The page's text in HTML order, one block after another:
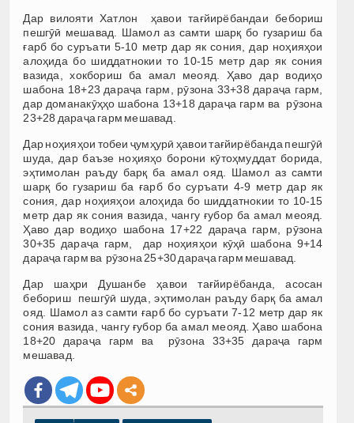
Дар вилояти Хатлон ҳавои тағйирёбандаи бебориш
пешгӯӣ мешавад. Шамол аз самти шарқ бо гузариш ба
ғарб бо суръати 5-10 метр дар як сония, дар ноҳияҳои
алоҳида бо шиддатнокии то 10-15 метр дар як сония
вазида, хокбориш ба амал меояд. Ҳаво дар водиҳо
шабона 18+23 дараҷа гарм, рӯзона 33+38 дараҷа гарм,
дар доманакӯҳҳо шабона 13+18 дараҷа гарм ва рӯзона
23+28 дараҷа гарм мешавад.
Дар ноҳияҳои тобеи ҷумҳурӣ ҳавои тағйирёбанда пешгӯӣ
шуда, дар баъзе ноҳияҳо борони кӯтоҳмуддат борида,
эҳтимолан раъду барқ ба амал ояд. Шамол аз самти
шарқ бо гузариш ба ғарб бо суръати 4-9 метр дар як
сония, дар ноҳияҳои алоҳида бо шиддатнокии то 10-15
метр дар як сония вазида, чангу ғубор ба амал меояд.
Ҳаво дар водиҳо шабона 17+22 дараҷа гарм, рӯзона
30+35 дараҷа гарм, дар ноҳияҳои кӯҳӣ шабона 9+14
дараҷа гарм ва рӯзона 25+30 дараҷа гарм мешавад.
Дар шаҳри Душанбе ҳавои тағйирёбанда, асосан
бебориш пешгӯӣ шуда, эҳтимолан раъду барқ ба амал
ояд. Шамол аз самти ғарб бо суръати 7-12 метр дар як
сония вазида, чангу ғубор ба амал меояд. Ҳаво шабона
18+20 дараҷа гарм ва рӯзона 33+35 дараҷа гарм
мешавад.